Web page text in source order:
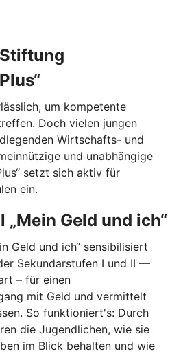
um kompetente
Doch vielen jungen
Wirtschafts- und
und unabhängige
setzt sich aktiv für
ein.
Geld und ich“
Geld und ich“ sensibilisiert
Sekundarstufen I und II —
– für einen
mit Geld und vermittelt
So funktioniert's: Durch
die Jugendlichen, wie sie
im Blick behalten und wie